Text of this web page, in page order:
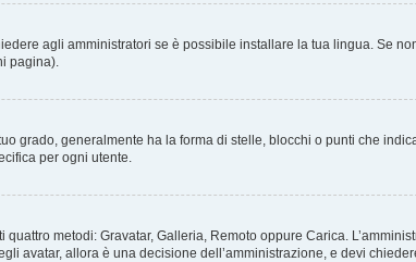
agli amministratori se è possibile installare la tua lingua. Se
pagina).
grado, generalmente ha la forma di stelle, blocchi o punti che
per ogni utente.
metodi: Gravatar, Galleria, Remoto oppure Carica.
avatar, allora è una decisione dell’amministrazione, e devi